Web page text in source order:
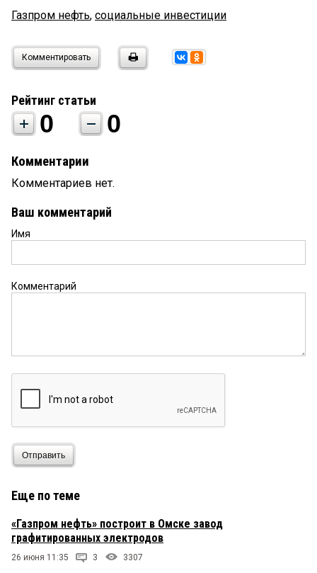
Газпром нефть, социальные инвестиции
Комментировать
Рейтинг статьи
0 0
Комментарии
Комментариев нет.
Ваш комментарий
Имя
Комментарий
Отправить
Еще по теме
«Газпром нефть» построит в Омске завод
графитированных электродов
26 июня 11:35 3 3307